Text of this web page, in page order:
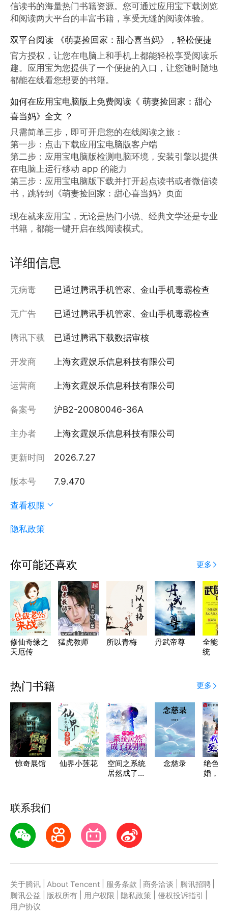
信读书的海量热门书籍资源。您可通过应用宝下载浏览
和阅读两大平台的丰富书籍，享受无缝的阅读体验。
双平台阅读 《萌妻捡回家：甜心喜当妈》，轻松便捷
官方授权，让您在电脑上和手机上都能轻松享受阅读乐
趣。应用宝为您提供了一个便捷的入口，让您随时随地
都能在线看您想要的书籍。
如何在应用宝电脑版上免费阅读《 萌妻捡回家：甜心
喜当妈》全文 ？
只需简单三步，即可开启您的在线阅读之旅：
第一步：点击下载应用宝电脑版客户端
第二步：应用宝电脑版检测电脑环境，安装引擎以提供
在电脑上运行移动 app 的能力
第三步：应用宝电脑版下载并打开起点读书或者微信读
书，跳转到《萌妻捡回家：甜心喜当妈》页面
现在就来应用宝，无论是热门小说、经典文学还是专业
书籍，都能一键开启在线阅读模式。
详细信息
无病毒 已通过腾讯手机管家、金山手机毒霸检查
无广告 已通过腾讯手机管家、金山手机毒霸检查
腾讯下载 已通过腾讯下载数据审核
开发商 上海玄霆娱乐信息科技有限公司
运营商 上海玄霆娱乐信息科技有限公司
备案号 沪B2-20080046-36A
主办者 上海玄霆娱乐信息科技有限公司
更新时间 2026.7.27
版本号 7.9.470
查看权限
隐私政策
你可能还喜欢 更多
修仙奇缘之
天厄传
猛虎教师 所以青梅 丹武帝尊
全能武
统
热门书籍 更多
惊奇展馆 仙界小莲花
空间之系统
居然成了我
念慈录
绝色
婚，
联系我们
关于腾讯 About Tencent 服务条款 商务洽谈 腾讯招聘
腾讯公益
版权所有 用户权限 隐私政策 侵权投诉指引
用户协议